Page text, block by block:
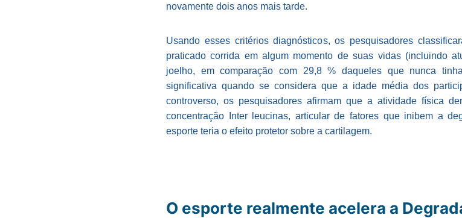
novamente dois anos mais tarde.
Usando esses critérios diagnósticos, os pesquisadores
praticado corrida em algum momento de suas vidas (incluindo
joelho, em comparação com 29,8 % daqueles que nunca
significativa quando se considera que a idade média dos
controverso, os pesquisadores afirmam que a atividade física
concentração Inter leucinas, articular de fatores que inibem a
esporte teria o efeito protetor sobre a cartilagem.
O esporte realmente acelera a